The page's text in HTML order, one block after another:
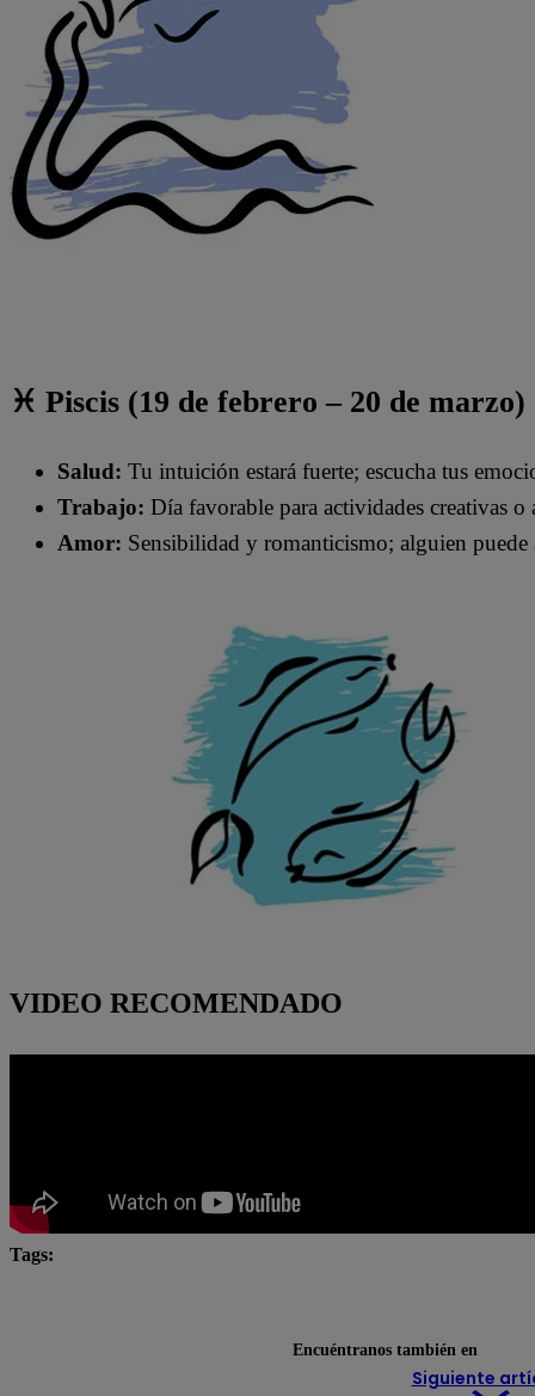
♓ Piscis (19 de febrero – 20 de marzo)
Salud: Tu intuición estará fuerte; escucha tus
Trabajo: Día favorable para actividades creativas o
Amor: Sensibilidad y romanticismo; alguien puede
VIDEO RECOMENDADO
Tags:
Siguiente
Encuéntranos también en